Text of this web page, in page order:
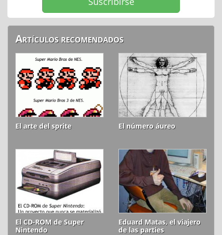
Artículos recomendados
El arte del sprite El número áureo
El CD-ROM de Super
Nintendo
Eduard Matas, el viajero
de las parties